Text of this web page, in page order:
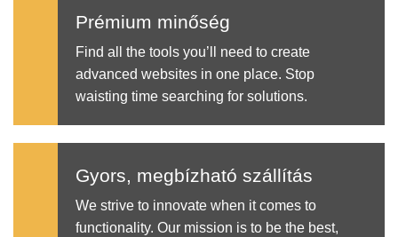
Prémium minőség
Find all the tools you’ll need to create
advanced websites in one place. Stop
waisting time searching for solutions.
Gyors, megbízható szállítás
We strive to innovate when it comes to
functionality. Our mission is to be the best,